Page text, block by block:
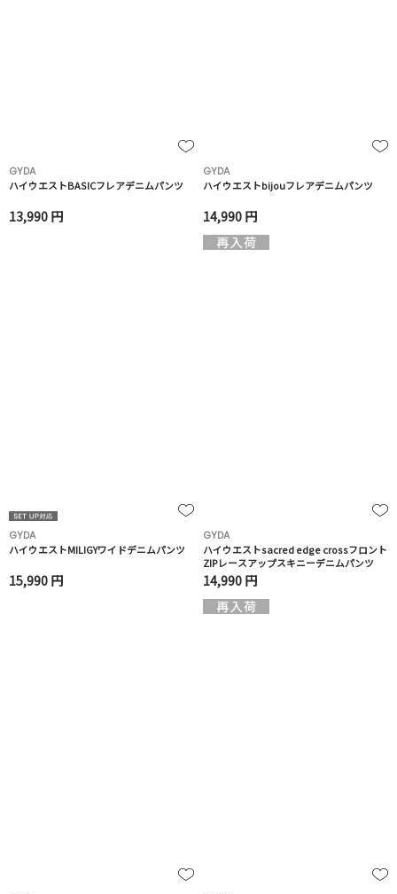
GYDA
ハイウエストBASICフレアデニムパンツ
13,990 円
GYDA
ハイウエストbijouフレアデニムパンツ
14,990 円
GYDA
ハイウエストMILIGYワイドデニムパンツ
15,990 円
GYDA
ハイウエストsacred edge crossフロント
ZIPレースアップスキニーデニムパンツ
14,990 円